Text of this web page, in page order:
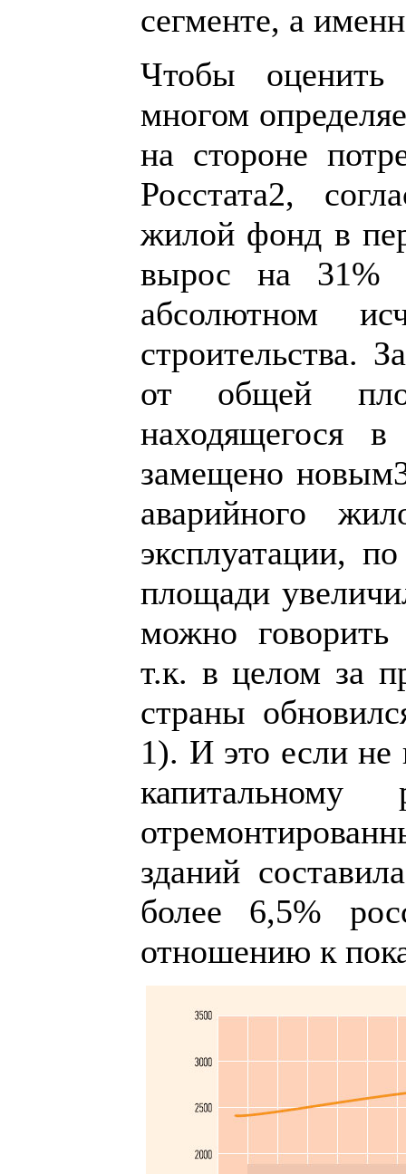
сегменте, а
Чтобы оценить
многом
на стороне
Росстата2,
жилой фонд в
вырос на 31%
абсолютном
строительства.
от общей
находящегося
замещено
аварийного
эксплуатации,
площади
можно говорить
т.к. в целом за
страны
1). И это если не
зданий
более 6,5%
отношению к